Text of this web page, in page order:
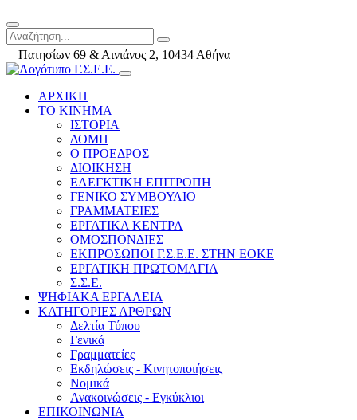
Πατησίων 69 & Αινιάνος 2, 10434 Αθήνα
ΑΡΧΙΚΗ
ΤΟ ΚΙΝΗΜΑ
ΙΣΤΟΡΙΑ
ΔΟΜΗ
Ο ΠΡΟΕΔΡΟΣ
ΔΙΟΙΚΗΣΗ
ΕΛΕΓΚΤΙΚΗ ΕΠΙΤΡΟΠΗ
ΓΕΝΙΚΟ ΣΥΜΒΟΥΛΙΟ
ΓΡΑΜΜΑΤΕΙΕΣ
ΕΡΓΑΤΙΚΑ ΚΕΝΤΡΑ
ΟΜΟΣΠΟΝΔΙΕΣ
ΕΚΠΡΟΣΩΠΟΙ Γ.Σ.Ε.Ε. ΣΤΗΝ ΕΟΚΕ
ΕΡΓΑΤΙΚΗ ΠΡΩΤΟΜΑΓΙΑ
Σ.Σ.Ε.
ΨΗΦΙΑΚΑ ΕΡΓΑΛΕΙΑ
ΚΑΤΗΓΟΡΙΕΣ ΑΡΘΡΩΝ
Δελτία Τύπου
Γενικά
Γραμματείες
Εκδηλώσεις - Κινητοποιήσεις
Νομικά
Ανακοινώσεις - Εγκύκλιοι
ΕΠΙΚΟΙΝΩΝΙΑ